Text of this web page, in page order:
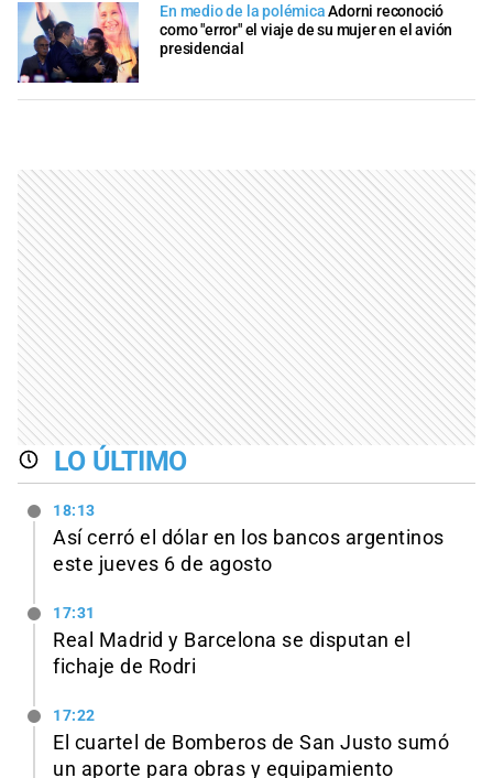
En medio de la polémica Adorni reconoció
como "error" el viaje de su mujer en el avión
presidencial
LO ÚLTIMO
18:13
Así cerró el dólar en los bancos argentinos
este jueves 6 de agosto
17:31
Real Madrid y Barcelona se disputan el
fichaje de Rodri
17:22
El cuartel de Bomberos de San Justo sumó
un aporte para obras y equipamiento